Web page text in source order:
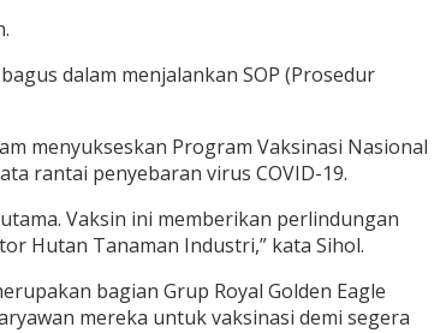
dalam menjalankan SOP (Prosedur
menyukseskan Program Vaksinasi Nasional
rantai penyebaran virus COVID-19.
Vaksin ini memberikan perlindungan
Hutan Tanaman Industri,” kata Sihol.
bagian Grup Royal Golden Eagle
mereka untuk vaksinasi demi segera